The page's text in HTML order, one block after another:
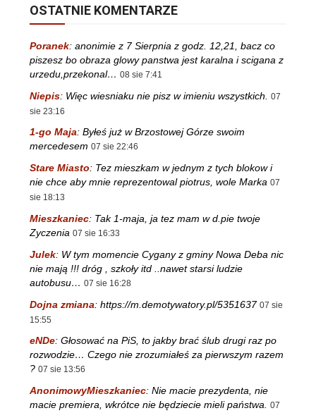
OSTATNIE KOMENTARZE
Poranek: anonimie z 7 Sierpnia z godz. 12,21, bacz co
piszesz bo obraza glowy panstwa jest karalna i scigana z
urzedu,przekonal… 08 sie 7:41
Niepis: Więc wiesniaku nie pisz w imieniu wszystkich.
07
sie 23:16
1-go Maja: Byłeś już w Brzostowej Górze swoim
mercedesem 07 sie 22:46
Stare Miasto: Tez mieszkam w jednym z tych blokow i
nie chce aby mnie reprezentowal piotrus, wole Marka 07
sie 18:13
Mieszkaniec: Tak 1-maja, ja tez mam w d.pie twoje
Zyczenia 07 sie 16:33
Julek: W tym momencie Cygany z gminy Nowa Deba nic
nie mają !!! dróg , szkoły itd ..nawet starsi ludzie
autobusu… 07 sie 16:28
Dojna zmiana: https://m.demotywatory.pl/5351637 07 sie
15:55
eNDe: Głosować na PiS, to jakby brać ślub drugi raz po
rozwodzie… Czego nie zrozumiałeś za pierwszym razem
? 07 sie 13:56
AnonimowyMieszkaniec: Nie macie prezydenta, nie
macie premiera, wkrótce nie będziecie mieli państwa.
07